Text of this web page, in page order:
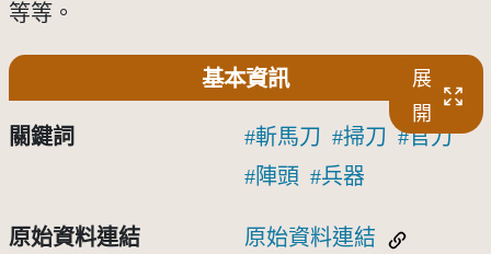
等等。
基本資訊
展
開
關鍵詞 斬馬刀 掃刀
官刀
陣頭
兵器
原始資料連結 原始資料連結